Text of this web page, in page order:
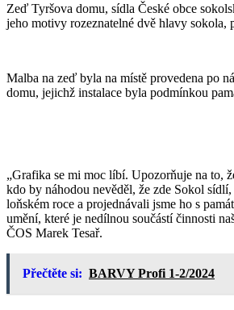
Zeď Tyršova domu, sídla České obce
jeho motivy rozeznatelné dvě hlavy
Malba na zeď byla na místě provedena po
domu, jejichž instalace byla podmínkou
„Grafika se mi moc líbí. Upozorňuje na to,
kdo by náhodou nevěděl, že zde Sokol
loňském roce a projednávali jsme ho s
umění, které je nedílnou součástí činnosti
ČOS Marek Tesař.
Přečtěte si: BARVY Profi 1-2/2024